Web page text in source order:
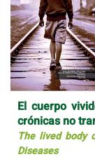
El cuerpo
crónicas no
The lived body
Diseases